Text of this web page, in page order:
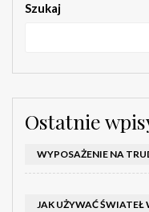
Szukaj
Ostatnie